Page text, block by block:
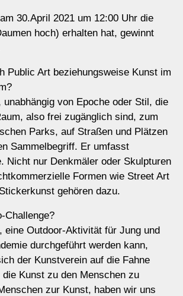
30.April 2021 um 12:00 Uhr die
hoch) erhalten hat, gewinnt
Public Art beziehungsweise Kunst im
von Epoche oder Stil, die
also frei zugänglich sind, zum
Parks, auf Straßen und Plätzen
Sammelbegriff. Er umfasst
Nicht nur Denkmäler oder Skulpturen
Formen wie Street Art
gehören dazu.
Challenge?
eine Outdoor-Aktivität für Jung und
durchgeführt werden kann,
der Kunstverein auf die Fahne
Kunst zu den Menschen zu
zur Kunst, haben wir uns